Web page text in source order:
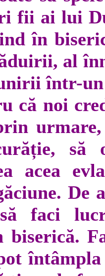
fii ai lui
în
al
într-un
că noi
să
acea
De
faci
biserică.